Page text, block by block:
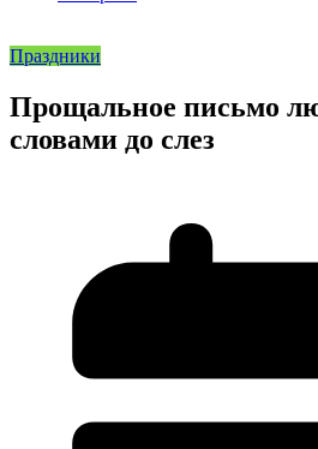
Праздники
Прощальное письмо
словами до слез